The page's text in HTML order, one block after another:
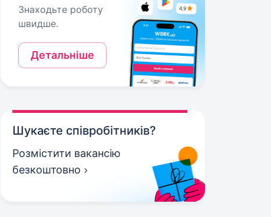
Знаходьте роботу
швидше.
Детальніше
Шукаєте співробітників?
Розмістити вакансію
безкоштовно